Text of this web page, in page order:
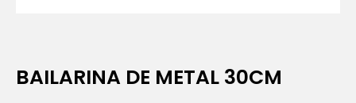
BAILARINA DE METAL 30CM